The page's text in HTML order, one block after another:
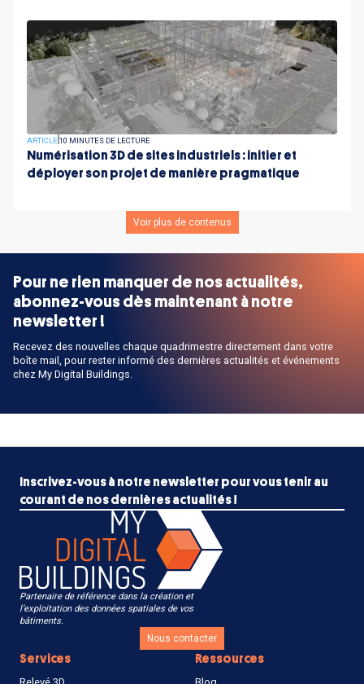
ARTICLE10 MINUTES DE LECTURE
Numérisation 3D de sites industriels : initier et
déployer son projet de manière pragmatique
Voir plus de contenus
Pour ne rien manquer de nos actualités,
abonnez-vous dès maintenant à notre
newsletter !
Recevez des nouvelles chaque quadrimestre directement dans votre
boîte mail, pour rester informé des dernières actualités et événements
chez My Digital Buildings.
Inscrivez-vous à notre newsletter pour vous tenir au
courant de nos dernières actualités !
Partenaire de référence dans la création et
l’exploitation des données spatiales de vos
bâtiments.
Nous contacter
Services Ressources